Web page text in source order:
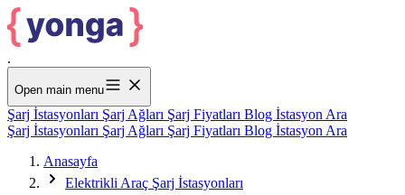
.
Open main menu
Şarj İstasyonları Şarj Ağları Şarj Fiyatları Blog İstasyon Ara
Şarj İstasyonları Şarj Ağları Şarj Fiyatları Blog İstasyon Ara
Anasayfa
Elektrikli Araç Şarj İstasyonları